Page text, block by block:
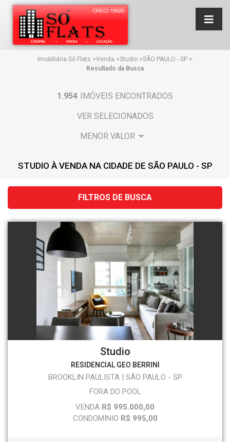
Imobiliária Só Flats >Venda >Studio >SÃO PAULO - SP >
Resultado da Busca
1.954 IMÓVEIS ENCONTRADOS
VER SELECIONADOS
STUDIO À VENDA NA CIDADE DE SÃO PAULO - SP
Studio
RESIDENCIAL GEO BERRINI
BROOKLIN PAULISTA | SÃO PAULO - SP
FORA DO POOL
VENDA R$ 995.000,00
CONDOMÍNIO R$ 995,00
FILTROS DE BUSCA